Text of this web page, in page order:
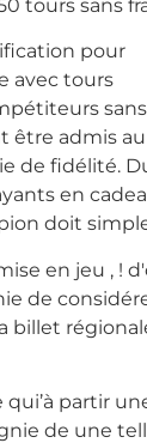
tours sans
pour
avec tours
admis
fidélité.
en
doit
en jeu , !
de
billet
partir
de une